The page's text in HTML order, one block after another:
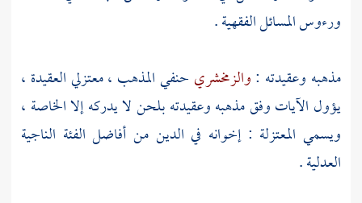
ورءوس المسائل الفقهية .
مذهبه وعقيدته :والزمخشري حنفي المذهب ، معتزلي العقيدة ،
يؤول الآيات وفق مذهبه وعقيدته بلحن لا يدركه إلا الخاصة ،
ويسمي المعتزلة : إخوانه في الدين من أفاضل الفئة الناجية
العدلية .